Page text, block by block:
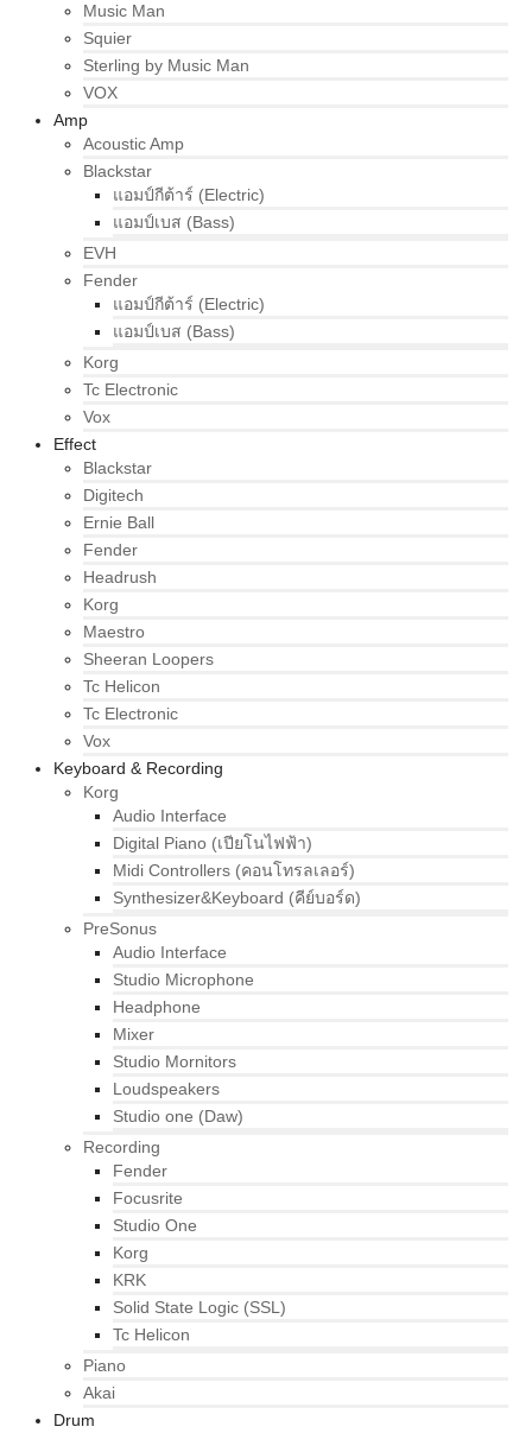
Music Man
Squier
Sterling by Music Man
VOX
Amp
Acoustic Amp
Blackstar
แอมป์กีต้าร์ (Electric)
แอมป์เบส (Bass)
EVH
Fender
แอมป์กีต้าร์ (Electric)
แอมป์เบส (Bass)
Korg
Tc Electronic
Vox
Effect
Blackstar
Digitech
Ernie Ball
Fender
Headrush
Korg
Maestro
Sheeran Loopers
Tc Helicon
Tc Electronic
Vox
Keyboard & Recording
Korg
Audio Interface
Digital Piano (เปียโนไฟฟ้า)
Midi Controllers (คอนโทรลเลอร์)
Synthesizer&Keyboard (คีย์บอร์ด)
PreSonus
Audio Interface
Studio Microphone
Headphone
Mixer
Studio Mornitors
Loudspeakers
Studio one (Daw)
Recording
Fender
Focusrite
Studio One
Korg
KRK
Solid State Logic (SSL)
Tc Helicon
Piano
Akai
Drum